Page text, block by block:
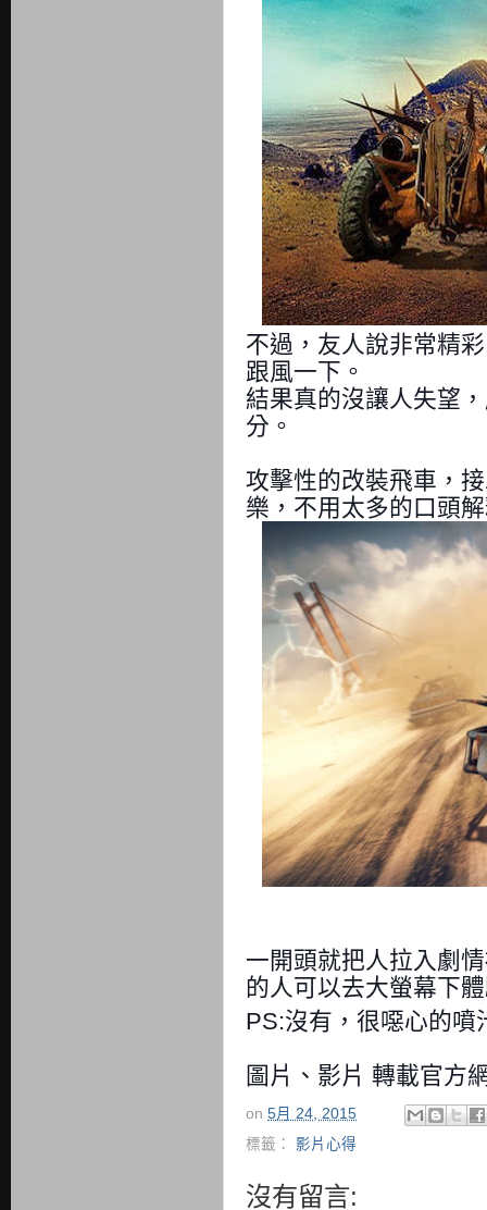
不過，友人說非常精
跟風一下。
結果真的沒讓人失望
分。
攻擊性的改裝飛車，
樂，不用太多的口頭
一開頭就把人拉入劇
的人可以去大螢幕下
PS:沒有，很噁心的噴
圖片、影片 轉載官方
on 5月 24, 2015
標籤： 影片心得
沒有留言: